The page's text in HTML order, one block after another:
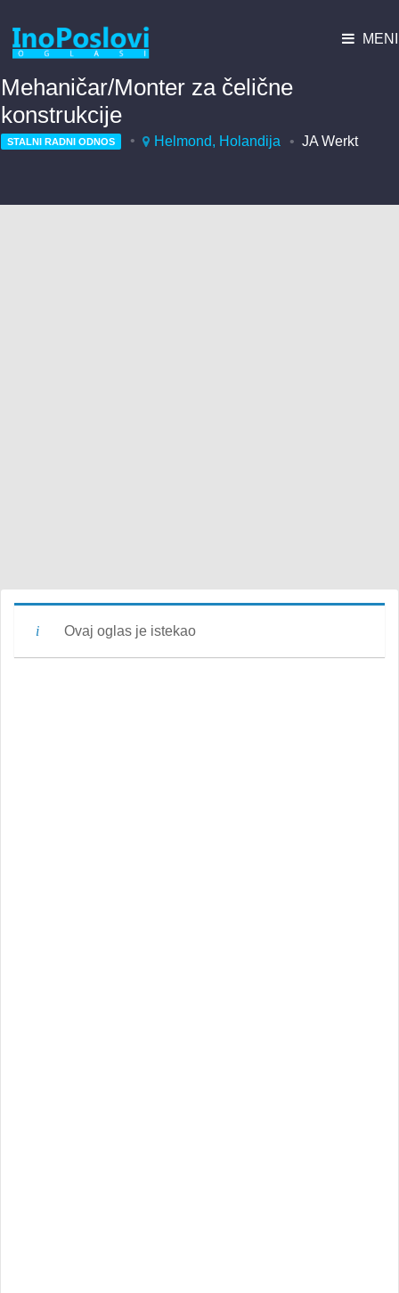
MENI
Mehaničar/Monter za čelične
konstrukcije
STALNI RADNI ODNOS Helmond, Holandija JA Werkt
Ovaj oglas je istekao